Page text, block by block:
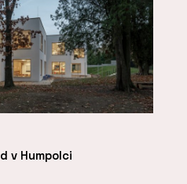
v Humpolci